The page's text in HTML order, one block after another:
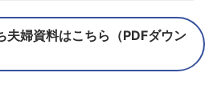
夫婦資料はこちら（PDFダウン